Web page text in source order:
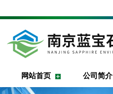
网站首页 公司简介